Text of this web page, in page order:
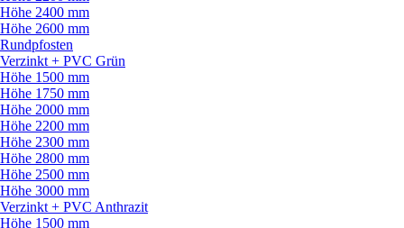
Höhe 2400 mm
Höhe 2600 mm
Rundpfosten
Verzinkt + PVC Grün
Höhe 1500 mm
Höhe 1750 mm
Höhe 2000 mm
Höhe 2200 mm
Höhe 2300 mm
Höhe 2800 mm
Höhe 2500 mm
Höhe 3000 mm
Verzinkt + PVC Anthrazit
Höhe 1500 mm